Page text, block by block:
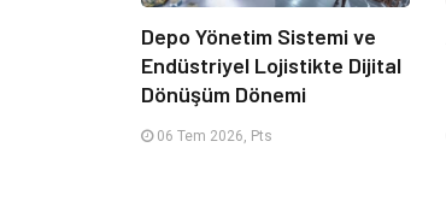
Depo Yönetim Sistemi ve
Endüstriyel Lojistikte Dijital
Dönüşüm Dönemi
06 Tem 2026, Pts